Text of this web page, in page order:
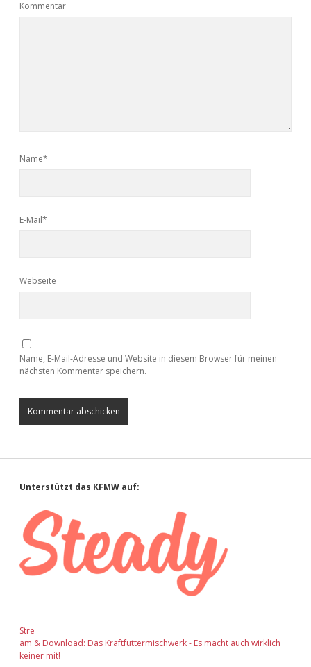
Kommentar
Name*
E-Mail*
Webseite
Name, E-Mail-Adresse und Website in diesem Browser für meinen
nächsten Kommentar speichern.
Sidebar
Unterstützt das KFMW auf:
Stre
am & Download: Das Kraftfuttermischwerk - Es macht auch wirklich
keiner mit!